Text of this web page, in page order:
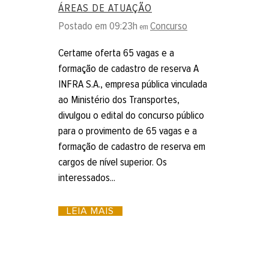
ÁREAS DE ATUAÇÃO
Postado em 09:23h em Concurso
Certame oferta 65 vagas e a
formação de cadastro de reserva A
INFRA S.A., empresa pública vinculada
ao Ministério dos Transportes,
divulgou o edital do concurso público
para o provimento de 65 vagas e a
formação de cadastro de reserva em
cargos de nível superior. Os
interessados...
LEIA MAIS